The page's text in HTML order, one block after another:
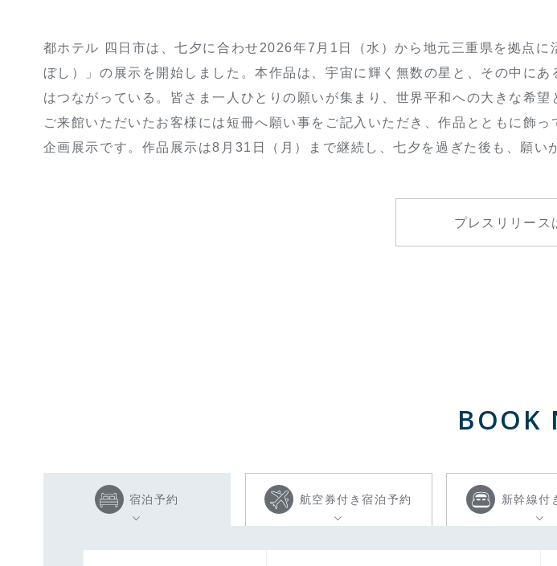
都ホテル 四日市は、七夕に合わせ2026年7月1日（水）から地元三重県を拠点
ぼし）」の展示を開始しました。本作品は、宇宙に輝く無数の星と、その中に
はつながっている。皆さま一人ひとりの願いが集まり、世界平和への大きな希
ご来館いただいたお客様には短冊へ願い事をご記入いただき、作品とともに飾
企画展示です。作品展示は8月31日（月）まで継続し、七夕を過ぎた後も、願い
プレスリリース
BOOK
宿泊予約 航空券付き宿泊予約 新幹線付